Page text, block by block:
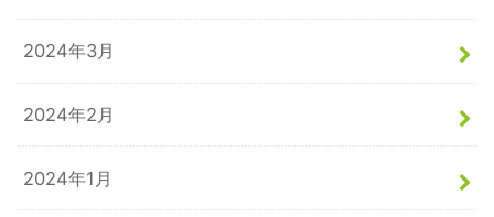
2024年3月
2024年2月
2024年1月